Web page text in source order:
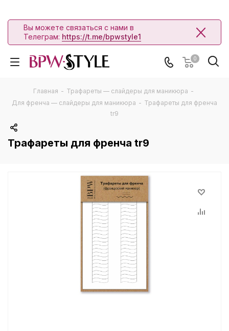
Вы можете связаться с нами в
Телеграм: https://t.me/bpwstyle1
0
Главная - Трафареты — слайдеры для маникюра -
Для френча — слайдеры для маникюра - Трафареты для френча
tr9
Трафареты для френча tr9